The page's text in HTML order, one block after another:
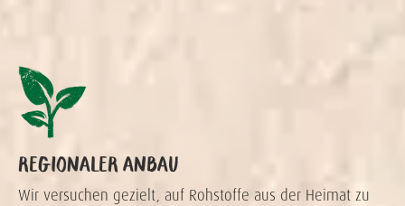
REGIONALER ANBAU
Wir versuchen gezielt, auf Rohstoffe aus der Heimat zu